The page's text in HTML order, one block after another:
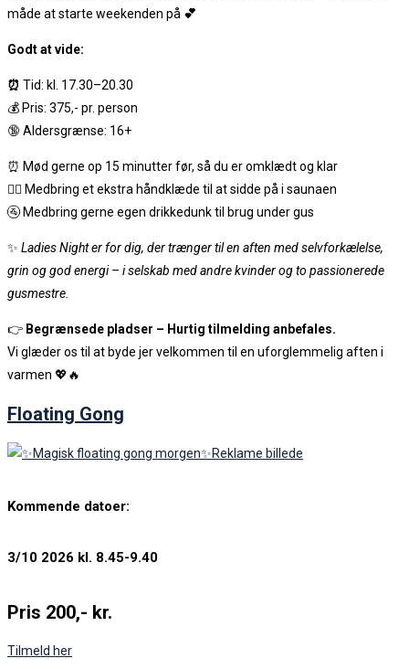
måde at starte weekenden på 💕
Godt at vide:
⏰ Tid: kl. 17.30–20.30
💰 Pris: 375,- pr. person
🔞 Aldersgrænse: 16+
⏰ Mød gerne op 15 minutter før, så du er omklædt og klar
🧖‍♀️ Medbring et ekstra håndklæde til at sidde på i saunaen
🚰 Medbring gerne egen drikkedunk til brug under gus
✨ Ladies Night er for dig, der trænger til en aften med selvforkælelse,
grin og god energi – i selskab med andre kvinder og to passionerede
gusmestre.
👉 Begrænsede pladser – Hurtig tilmelding anbefales.
Vi glæder os til at byde jer velkommen til en uforglemmelig aften i
varmen 💖🔥
Floating Gong
Kommende datoer:
3/10 2026 kl. 8.45-9.40
Pris 200,- kr.
Tilmeld her